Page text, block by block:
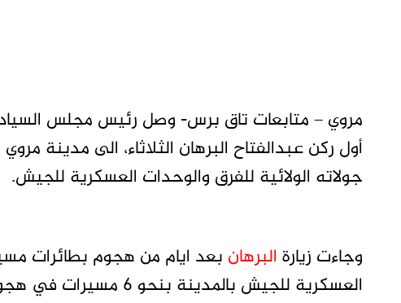
مروي – متابعات تاق برس- وصل رئيس مجلس
أول ركن عبدالفتاح البرهان الثلاثاء، الى مدينة
جولاته الولائية للفرق والوحدات العسكرية للجيش.
وجاءت زيارة البرهان بعد ايام من هجوم بطائرات
العسكرية للجيش بالمدينة بنحو 6 مسيرات في هجومين مختلفين تفصلهما يومين.